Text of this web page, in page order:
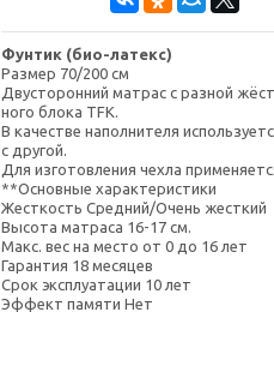
Фунтик (био-латекс)
Размер 70/200 см
Двус­то­рон­ний мат­рас с раз­ной
но­го бло­ка TFK.
В ка­чес­тве на­пол­ни­теля
с дру­гой.
Для из­го­тов­ле­ния чех­ла
**Основные характеристики
Жесткость Средний/Очень жесткий
Высота матраса 16-17 см.
Макс. вес на место от 0 до 16 лет
Гарантия 18 месяцев
Срок эксплуатации 10 лет
Эффект памяти Нет